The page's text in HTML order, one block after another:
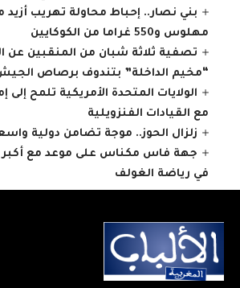
مهلوس و550 غراما من الكوكايين
تصفية ثلاثة شبان من المنقبين
“مخيم الداخلة” بتندوف برصاص الجيش
الولايات المتحدة الأمريكية تلمح إلى
مع القيادات الفنزويلية
زلزال الحوز.. موجة تضامن دولية
جهة فاس مكناس على موعد مع أكبر
في رياضة الغولف